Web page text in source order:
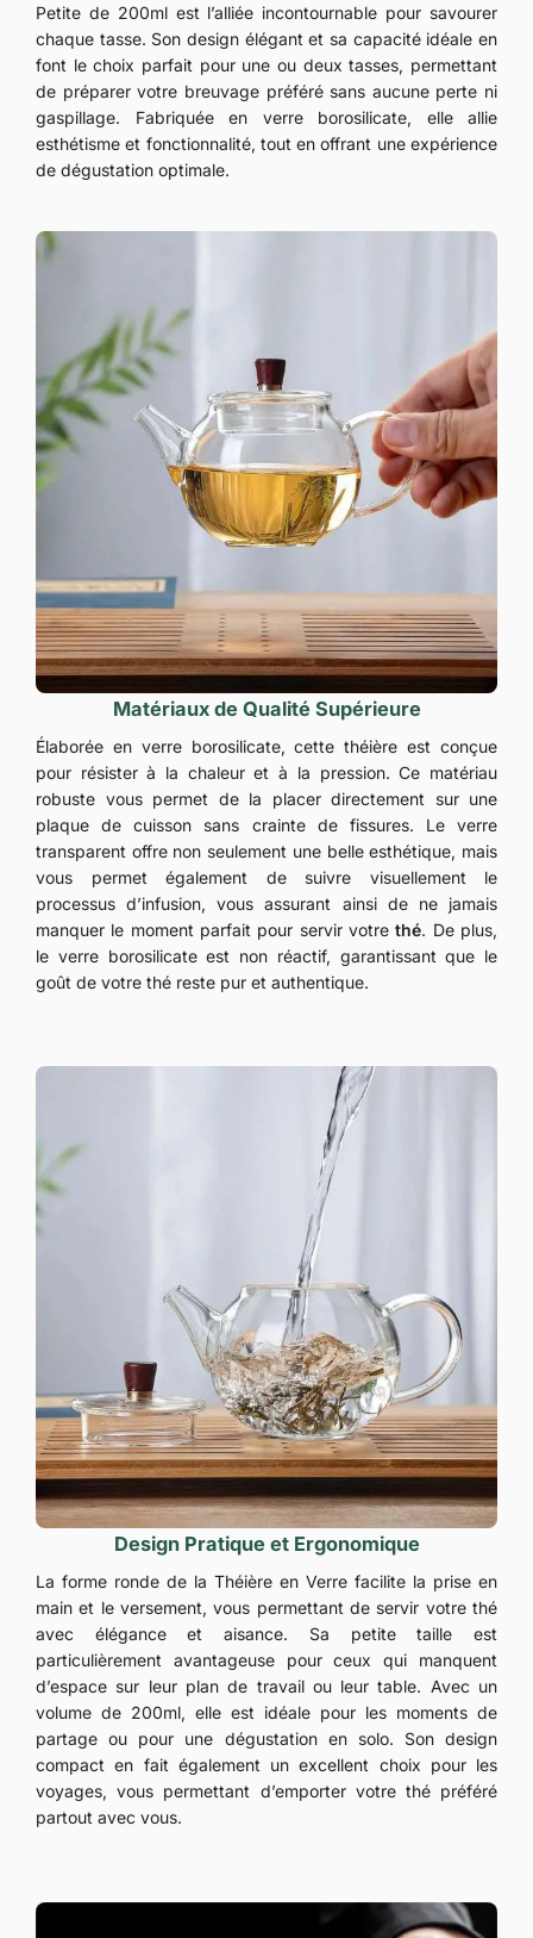
Petite de 200ml est l’alliée incontournable pour savourer
chaque tasse. Son design élégant et sa capacité idéale en
font le choix parfait pour une ou deux tasses, permettant
de préparer votre breuvage préféré sans aucune perte ni
gaspillage. Fabriquée en verre borosilicate, elle allie
esthétisme et fonctionnalité, tout en offrant une expérience
de dégustation optimale.
Matériaux de Qualité Supérieure
Élaborée en verre borosilicate, cette théière est conçue
pour résister à la chaleur et à la pression. Ce matériau
robuste vous permet de la placer directement sur une
plaque de cuisson sans crainte de fissures. Le verre
transparent offre non seulement une belle esthétique, mais
vous permet également de suivre visuellement le
processus d’infusion, vous assurant ainsi de ne jamais
manquer le moment parfait pour servir votrethé. De plus,
le verre borosilicate est non réactif, garantissant que le
goût de votre thé reste pur et authentique.
Design Pratique et Ergonomique
La forme ronde de la Théière en Verre facilite la prise en
main et le versement, vous permettant de servir votre thé
avec élégance et aisance. Sa petite taille est
particulièrement avantageuse pour ceux qui manquent
d’espace sur leur plan de travail ou leur table. Avec un
volume de 200ml, elle est idéale pour les moments de
partage ou pour une dégustation en solo. Son design
compact en fait également un excellent choix pour les
voyages, vous permettant d’emporter votre thé préféré
partout avec vous.